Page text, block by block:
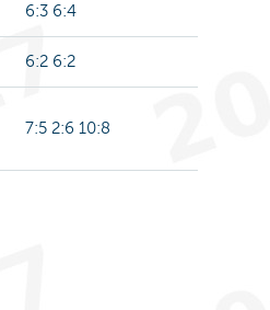
6:3 6:4
6:2 6:2
7:5 2:6 10:8